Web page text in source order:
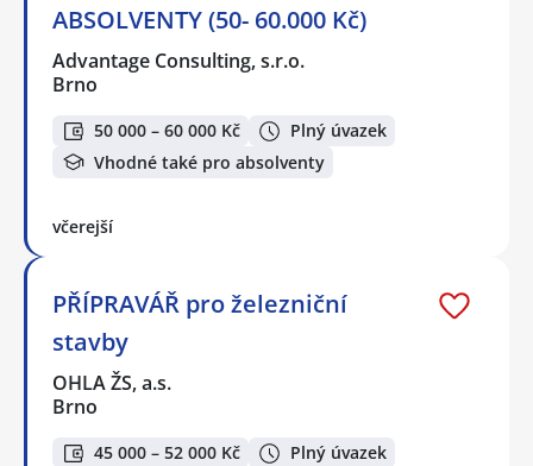
ABSOLVENTY (50- 60.000 Kč)
Advantage Consulting, s.r.o.
Brno
50 000 – 60 000 Kč
Plný úvazek
Vhodné také pro absolventy
včerejší
PŘÍPRAVÁŘ pro železniční
stavby
OHLA ŽS, a.s.
Brno
45 000 – 52 000 Kč
Plný úvazek